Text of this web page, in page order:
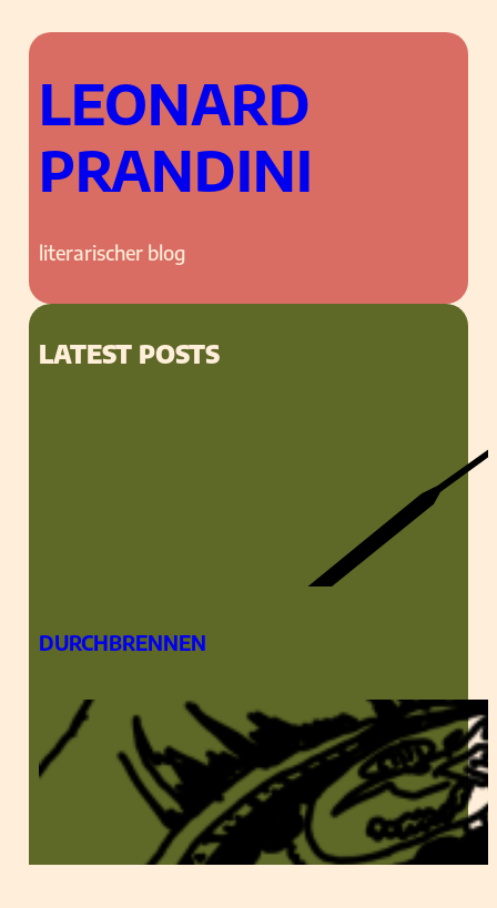
LEONARD
PRANDINI
literarischer blog
LATEST POSTS
DURCHBRENNEN